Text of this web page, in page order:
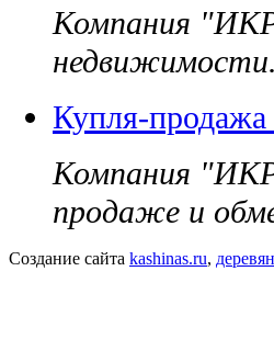
Компания
недвижимости.
Купля-
Компания
продаже и
Создание сайта kashinas.ru,